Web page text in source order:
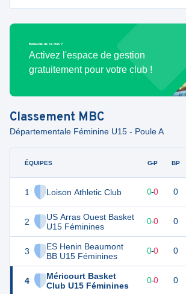
Bénévole de ce club ?
Activez l'espace de gestion
gratuitement pour votre club !
Classement MBC
Départementale Féminine U15 - Poule A
ÉQUIPES
1 Loison Athletic Club
2
US Arras Ouest Basket
U15 Féminines
3
ES Henin Beaumont
BB U15 Féminines
4
Méricourt Basket
Club U15 Féminines
G-P BP
0 0-0 0
0 0 0-0 0
0 0-0 0
0 0-0 0